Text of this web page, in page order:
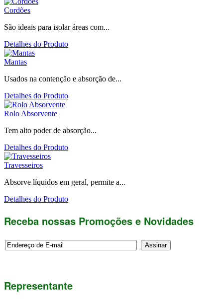
Cordões
São ideais para isolar áreas com...
Detalhes do Produto
Mantas
Usados na contenção e absorção de...
Detalhes do Produto
Rolo Absorvente
Tem alto poder de absorção...
Detalhes do Produto
Travesseiros
Absorve líquidos em geral, permite a...
Detalhes do Produto
Receba nossas Promoções e Novidades
Representante